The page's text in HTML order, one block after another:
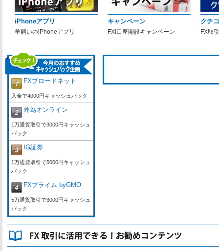
iPhoneアプリ
羊飼いのiPhoneアプリ
キャンペーン
FX!口座開設キャンペーン
クチ
FX取
FXブロードネット
入金で4000円キャッシュバック
外為オンライン
1万通貨取引で3000円キャッシュ
バック
IG証券
1万通貨取引で5000円キャッシュ
バック
FXプライム byGMO
5万通貨取引で3000円キャッシュ
バック